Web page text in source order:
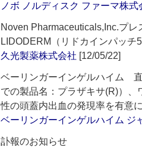
ノボ ノルディスク ファーマ株式
Noven Pharmaceuticals,Inc.プ
LIDODERM（リドカインパッ
久光製薬株式会社 [12/05/22]
ベーリンガーインゲルハイム
での製品名：プラザキサ(R)）
性の頭蓋内出血の発現率を有意
ベーリンガーインゲルハイム ジ
訃報のお知らせ